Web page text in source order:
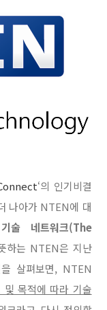
‘의 인기비결
나아가 NTEN에 대
술 네트워크(The
하는 NTEN은 지난
을 살펴보면, NTEN
및 목적에 따라 기술